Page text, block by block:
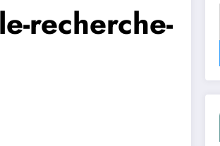
recherche-